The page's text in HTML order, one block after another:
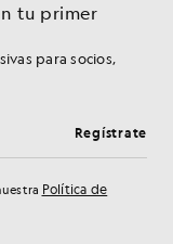
tu primer
para socios,
Regístrate
Política de